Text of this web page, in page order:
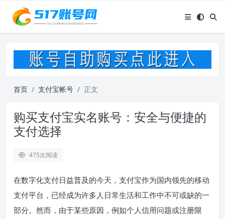
首页 支付宝帐号 正文
购买支付宝实名账号：安全与便捷的
支付选择
475次阅读
在数字化支付日益普及的今天，支付宝作为国内领先的移动
支付平台，已经成为许多人日常生活和工作中不可或缺的一
部分。然而，由于某些原因，例如个人信用问题或注册限